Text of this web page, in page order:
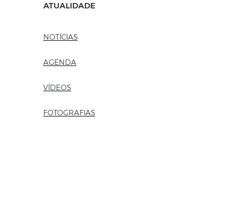
ATUALIDADE
NOTÍCIAS
AGENDA
VÍDEOS
FOTOGRAFIAS